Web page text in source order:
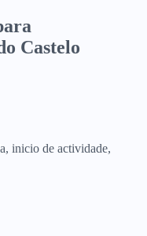
Castelo
inicio de actividade,